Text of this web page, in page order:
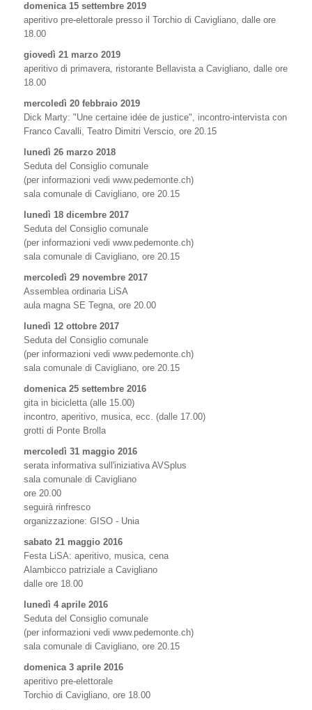
domenica 15 settembre 2019
aperitivo pre-elettorale presso il Torchio di Cavigliano, dalle ore
18.00
giovedì 21 marzo 2019
aperitivo di primavera, ristorante Bellavista a Cavigliano, dalle ore
18.00
mercoledì 20 febbraio 2019
Dick Marty: "Une certaine idée de justice", incontro-intervista con
Franco Cavalli, Teatro Dimitri Verscio, ore 20.15
lunedì 26 marzo 2018
Seduta del Consiglio comunale
(per informazioni vedi www.pedemonte.ch)
sala comunale di Cavigliano, ore 20.15
lunedì 18 dicembre 2017
Seduta del Consiglio comunale
(per informazioni vedi www.pedemonte.ch)
sala comunale di Cavigliano, ore 20.15
mercoledì 29 novembre 2017
Assemblea ordinaria LiSA
aula magna SE Tegna, ore 20.00
lunedì 12 ottobre 2017
Seduta del Consiglio comunale
(per informazioni vedi www.pedemonte.ch)
sala comunale di Cavigliano, ore 20.15
domenica 25 settembre 2016
gita in bicicletta (alle 15.00)
incontro, aperitivo, musica, ecc. (dalle 17.00)
grotti di Ponte Brolla
mercoledì 31 maggio 2016
serata informativa sull'iniziativa AVSplus
sala comunale di Cavigliano
ore 20.00
seguirà rinfresco
organizzazione: GISO - Unia
sabato 21 maggio 2016
Festa LiSA: aperitivo, musica, cena
Alambicco patriziale a Cavigliano
dalle ore 18.00
lunedì 4 aprile 2016
Seduta del Consiglio comunale
(per informazioni vedi www.pedemonte.ch)
sala comunale di Cavigliano, ore 20.15
domenica 3 aprile 2016
aperitivo pre-elettorale
Torchio di Cavigliano, ore 18.00